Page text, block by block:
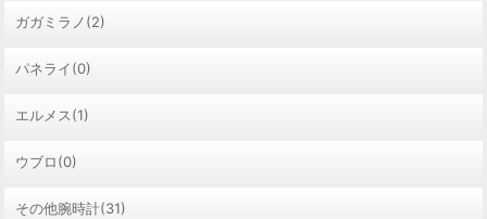
ガガミラノ(2)
パネライ(0)
エルメス(1)
ウブロ(0)
その他腕時計(31)